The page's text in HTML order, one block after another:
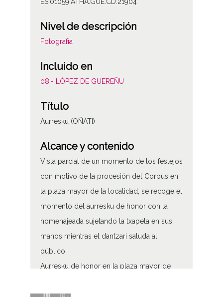
Nivel de descripción
Fotografía
Incluido en
08.- LÓPEZ DE GUEREÑU
Título
Aurresku (OÑATI)
Alcance y contenido
Vista parcial de un momento de los festejos
con motivo de la procesión del Corpus en
la plaza mayor de la localidad; se recoge el
momento del aurresku de honor con la
homenajeada sujetando la txapela en sus
manos mientras el dantzari saluda al
público
Aurresku de honor en la plaza mayor de